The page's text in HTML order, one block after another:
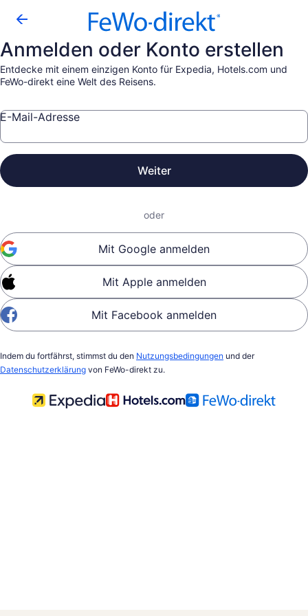
Anmelden oder Konto erstellen
Entdecke mit einem einzigen Konto für Expedia, Hotels.com und
FeWo-direkt eine Welt des Reisens.
E-Mail-Adresse
Weiter
oder
Mit Google anmelden
Mit Apple anmelden
Mit Facebook anmelden
Indem du fortfährst, stimmst du den Nutzungsbedingungen und der
Datenschutzerklärung von FeWo-direkt zu.